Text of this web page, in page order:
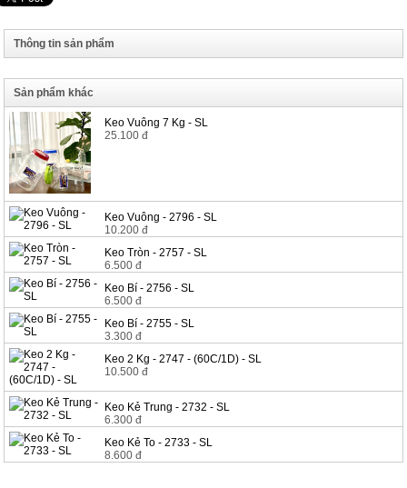
Thông tin sản phẩm
Sản phẩm khác
Keo Vuông 7 Kg - SL
25.100 đ
Keo Vuông - 2796 - SL
10.200 đ
Keo Tròn - 2757 - SL
6.500 đ
Keo Bí - 2756 - SL
6.500 đ
Keo Bí - 2755 - SL
3.300 đ
Keo 2 Kg - 2747 - (60C/1D) - SL
10.500 đ
Keo Kẻ Trung - 2732 - SL
6.300 đ
Keo Kẻ To - 2733 - SL
8.600 đ